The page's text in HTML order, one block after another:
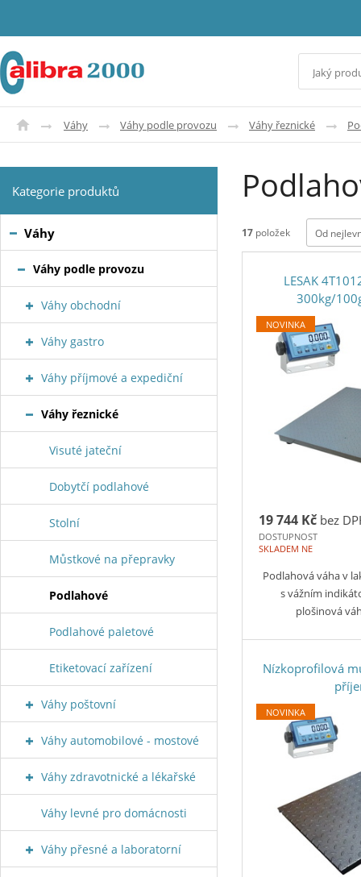
Váhy Váhy podle provozu Váhy řeznické
17 položek Od
LESAK
300kg/
19 744 Kč bez
DOSTUPNOST
SKLADEM NE
Podlahová váha v
s vážním
plošinová
NOVINKA
Nízkoprofilová
NOVINKA
Kategorie produktů
Váhy
Váhy podle provozu
Váhy obchodní
Váhy gastro
Váhy příjmové a expediční
Váhy řeznické
Visuté jateční
Dobytčí podlahové
Stolní
Můstkové na přepravky
Podlahové
Podlahové paletové
Etiketovací zařízení
Váhy poštovní
Váhy automobilové - mostové
Váhy zdravotnické a lékařské
Váhy levné pro domácnosti
Váhy přesné a laboratorní